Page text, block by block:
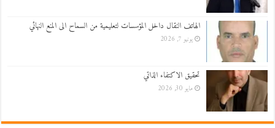
الهاتف النقال داخل المؤسسات لتعليمية من السماح الى المنع النهائي
يونيو 7, 2026
تحقيق الاكتفاء الذاتي
مايو 30, 2026